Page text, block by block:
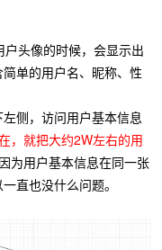
头像的时候，会显示出
单的用户名、昵称、性
侧，访问用户基本信息
，就把大约2W左右的用
为用户基本信息在同一张
直也没什么问题。